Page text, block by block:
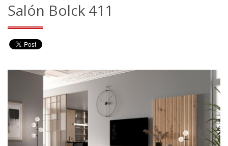
Salón Bolck 411